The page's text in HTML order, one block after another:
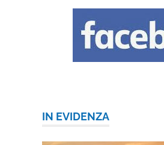
IN EVIDENZA